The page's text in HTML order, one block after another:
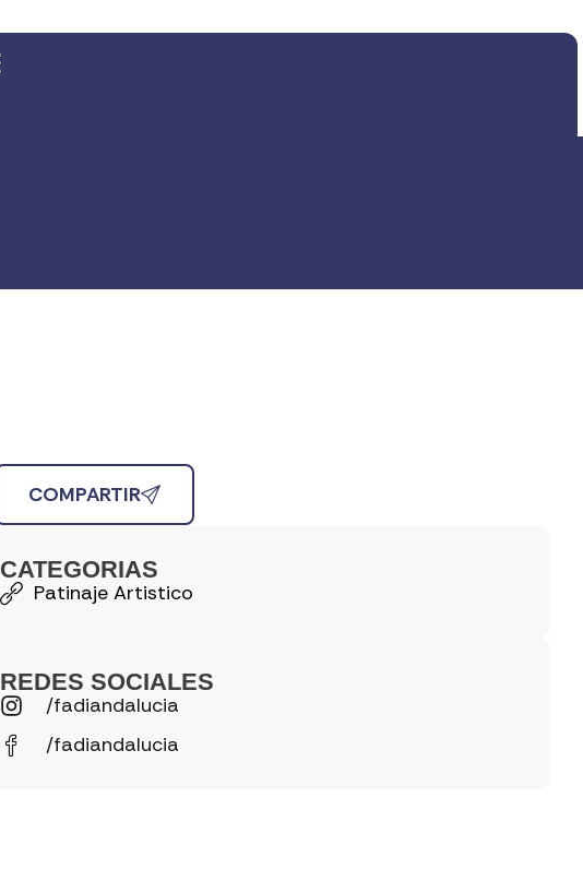
COMPARTIR
CATEGORIAS
Patinaje Artistico
REDES SOCIALES
/fadiandalucia
/fadiandalucia